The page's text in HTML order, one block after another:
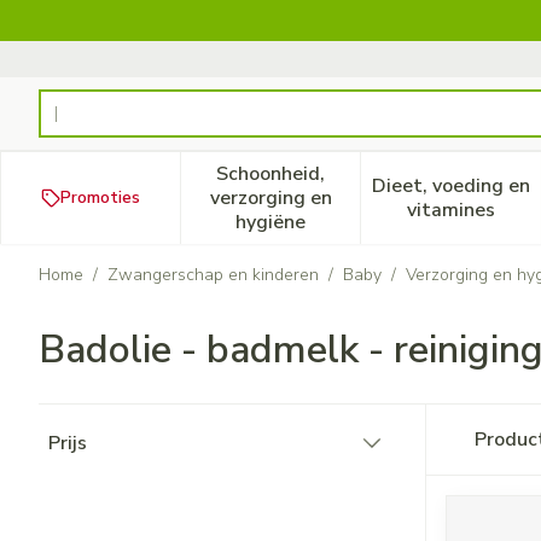
Product, merk, categorie...
Promoties
Schoonheid,
verzorging en
hygiëne
Toon submenu voor
Dieet, voeding en
vitamines
Toon
Home / Zwangerschap en kinderen / Baby / Verzorging en
Badolie - badmelk - reiniging
Prijs